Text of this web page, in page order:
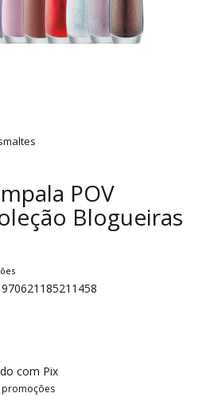
POV
Blogueiras
970621185211458
com Pix
promoções